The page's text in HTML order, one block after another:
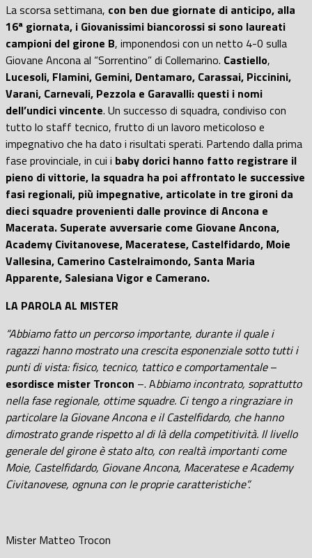
La scorsa settimana, con ben due giornate di anticipo, alla
16ª giornata, i Giovanissimi biancorossi si sono laureati
campioni del girone B, imponendosi con un netto 4-0 sulla
Giovane Ancona al “Sorrentino” di Collemarino. Castiello,
Lucesoli, Flamini, Gemini, Dentamaro, Carassai, Piccinini,
Varani, Carnevali, Pezzola e Garavalli: questi i nomi
dell’undici vincente. Un successo di squadra, condiviso con
tutto lo staff tecnico, frutto di un lavoro meticoloso e
impegnativo che ha dato i risultati sperati. Partendo dalla prima
fase provinciale, in cui i baby dorici hanno fatto registrare il
pieno di vittorie, la squadra ha poi affrontato le successive
fasi regionali, più impegnative, articolate in tre gironi da
dieci squadre provenienti dalle province di Ancona e
Macerata. Superate avversarie come Giovane Ancona,
Academy Civitanovese, Maceratese, Castelfidardo, Moie
Vallesina, Camerino Castelraimondo, Santa Maria
Apparente, Salesiana Vigor e Camerano.
LA PAROLA AL MISTER
“Abbiamo fatto un percorso importante, durante il quale i
ragazzi hanno mostrato una crescita esponenziale sotto tutti i
punti di vista: fisico, tecnico, tattico e comportamentale–
esordisce mister Troncon –. Abbiamo incontrato, soprattutto
nella fase regionale, ottime squadre. Ci tengo a ringraziare in
particolare la Giovane Ancona e il Castelfidardo, che hanno
dimostrato grande rispetto al di là della competitività. Il livello
generale del girone è stato alto, con realtà importanti come
Moie, Castelfidardo, Giovane Ancona, Maceratese e Academy
Civitanovese, ognuna con le proprie caratteristiche”.
Mister Matteo Trocon